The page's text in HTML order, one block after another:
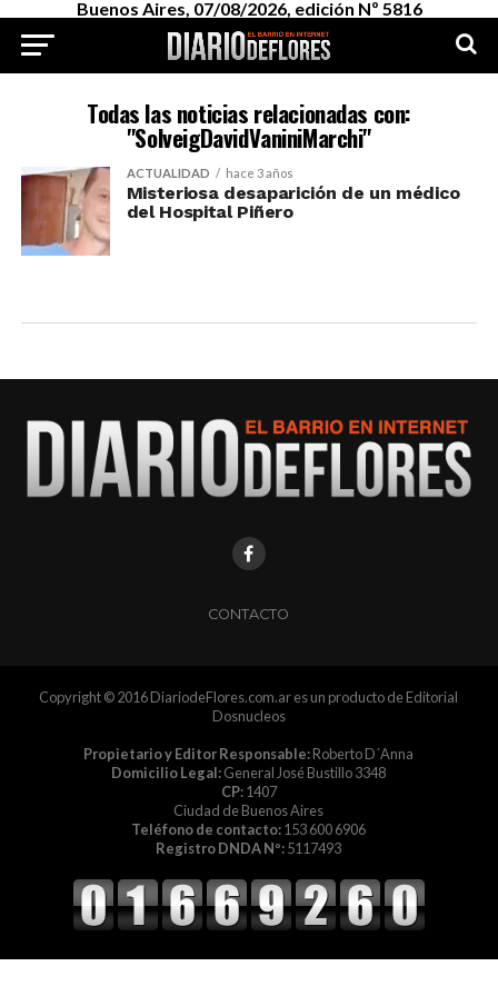
Buenos Aires, 07/08/2026, edición Nº 5816
Todas las noticias relacionadas con:
"SolveigDavidVaniniMarchi"
ACTUALIDAD hace 3 años
Misteriosa desaparición de un médico
del Hospital Piñero
CONTACTO
Copyright © 2016 DiariodeFlores.com.ar es un producto de Editorial
Dosnucleos
Propietario y Editor Responsable:Roberto D´Anna
Domicilio Legal:General José Bustillo 3348
CP:1407
Ciudad de Buenos Aires
Teléfono de contacto:153 600 6906
Registro DNDA Nº:5117493